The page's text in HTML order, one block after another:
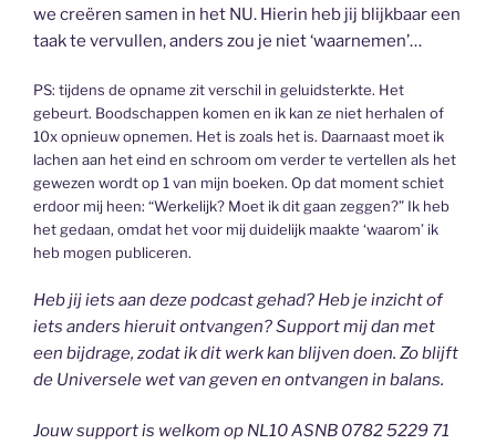
we creëren samen in het NU. Hierin heb jij blijkbaar een
taak te vervullen, anders zou je niet ‘waarnemen’…
PS: tijdens de opname zit verschil in geluidsterkte. Het
gebeurt. Boodschappen komen en ik kan ze niet herhalen of
10x opnieuw opnemen. Het is zoals het is. Daarnaast moet ik
lachen aan het eind en schroom om verder te vertellen als het
gewezen wordt op 1 van mijn boeken. Op dat moment schiet
erdoor mij heen: “Werkelijk? Moet ik dit gaan zeggen?” Ik heb
het gedaan, omdat het voor mij duidelijk maakte ‘waarom’ ik
heb mogen publiceren.
Heb jij iets aan deze podcast gehad? Heb je inzicht of
iets anders hieruit ontvangen? Support mij dan met
een bijdrage, zodat ik dit werk kan blijven doen. Zo blijft
de Universele wet van geven en ontvangen in balans.
Jouw support is welkom op NL10 ASNB 0782 5229 71